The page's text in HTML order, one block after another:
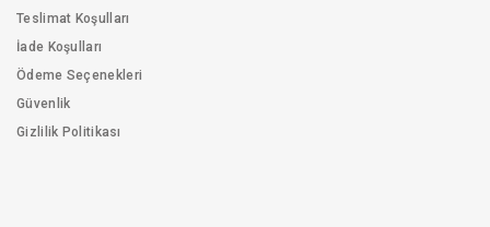
Teslimat Koşulları
İade Koşulları
Ödeme Seçenekleri
Güvenlik
Gizlilik Politikası